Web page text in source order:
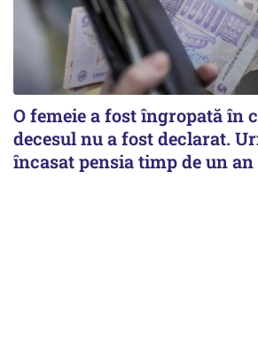
O femeie a fost îngropată în
decesul nu a fost declarat.
încasat pensia timp de un an